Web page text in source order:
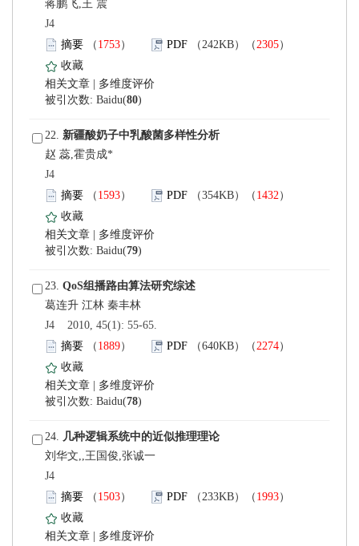
蒋鹏飞,王 震
J4
）
）
|
)
22.
赵 蕊,霍贵成*
J4
）
）
|
)
23.
J4 2010, 45(1): 55-65.
）
）
|
)
24.
刘华文,,王国俊,张诚一
J4
）
）
|